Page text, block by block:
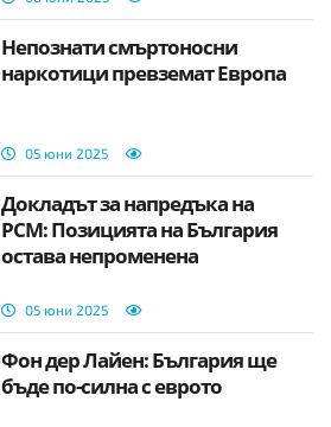
Непознати смъртоносни
наркотици превземат Европа
05 юни 2025
Докладът за напредъка на
РСМ: Позицията на България
остава непроменена
05 юни 2025
Фон дер Лайен: България ще
бъде по-силна с еврото